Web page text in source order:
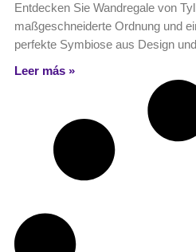
Entdecken Sie Wandregale von
maßgeschneiderte Ordnung und
perfekte Symbiose aus Design
Leer más »